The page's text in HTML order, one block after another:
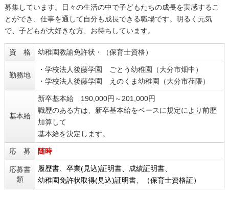
募集しています。日々の生活の中で子どもたちの成長を実感するこ
とができ、仕事を通して自分も成長できる職場です。明るく元気
で、子どもが大好きな方、お待ちしています。
資 格 幼稚園教諭免許状・（保育士資格）
勤務地
・学校法人後藤学園 ごとう幼稚園（大分市畑中）
・学校法人後藤学園 えのくま幼稚園（大分市荏隈）
基本給
新卒基本給 190,000円～201,000円
職歴のある方は、新卒基本給をベースに規定により前歴
加算して
基本給を決定します。
応 募 随時
応募書
類
履歴書、卒業(見込)証明書、成績証明書、
幼稚園免許状取得(見込)証明書、（保育士資格証）